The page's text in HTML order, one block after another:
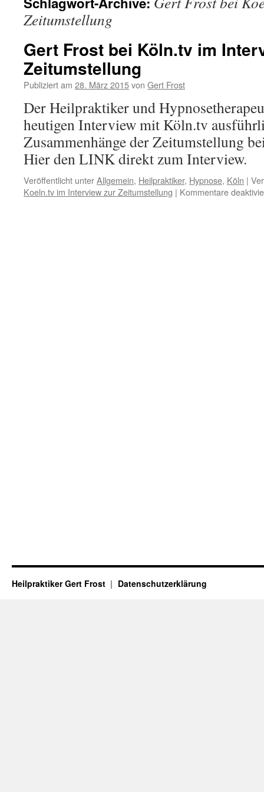
Zeitumstellung
Gert Frost bei Köln.tv im
Zeitumstellung
Publiziert am 28. März 2015von Gert Frost
Der Heilpraktiker und
heutigen Interview mit Köln.tv
Zusammenhänge der Zeitumstellung
Hier den LINK direkt zum Interview.
Veröffentlicht unterAllgemein, Heilpraktiker, Hypnose, Köln |
Koeln.tv im Interview zur Zeitumstellung | Kommentare
Heilpraktiker Gert Frost Datenschutzerklärung